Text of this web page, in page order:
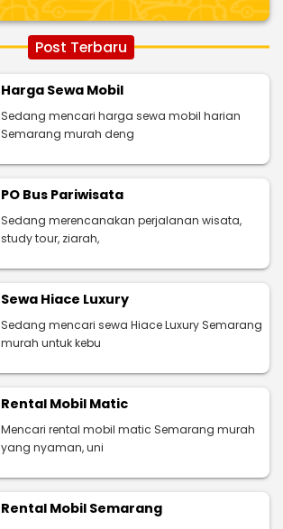
Post Terbaru
Harga Sewa Mobil
Sedang mencari harga sewa mobil harian
Semarang murah deng
PO Bus Pariwisata
Sedang merencanakan perjalanan wisata,
study tour, ziarah,
Sewa Hiace Luxury
Sedang mencari sewa Hiace Luxury Semarang
murah untuk kebu
Rental Mobil Matic
Mencari rental mobil matic Semarang murah
yang nyaman, uni
Rental Mobil Semarang